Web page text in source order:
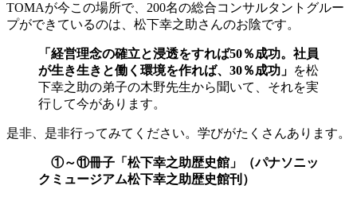
TOMAが今この場所で、200名の総合コンサルタントグルー
プができているのは、松下幸之助さんのお陰です。
「経営理念の確立と浸透をすれば50％成功。社員
が生き生きと働く環境を作れば、30％成功」 を松
下幸之助の弟子の木野先生から聞いて、それを実
行して今があります。
是非、是非行ってみてください。学びがたくさんあります。
①～⑪冊子「松下幸之助歴史館」（パナソニッ
クミュージアム松下幸之助歴史館刊）